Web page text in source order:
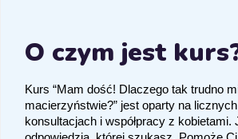
O czym jest
Kurs “Mam dość! Dlaczego tak trudno
macierzyństwie?” jest oparty na
konsultacjach i współpracy z kobietami.